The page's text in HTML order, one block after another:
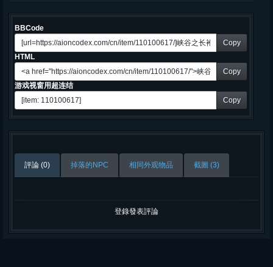
BBCode
Copy
HTML
Copy
游戏视窗用超连结
Copy
評論 (0) 掉落的NPC 相同外观物品 截圖 (3)
登錄發表評論